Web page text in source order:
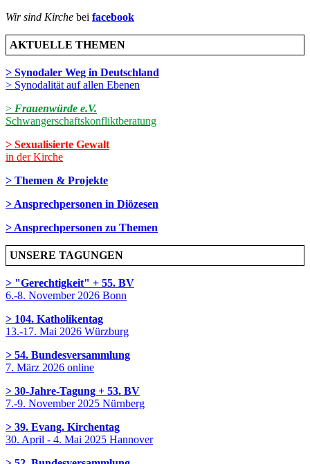
Wir sind Kirche bei facebook
AKTUELLE THEMEN
> Synodaler Weg in Deutschland
> Synodalität auf allen Ebenen
> Frauenwürde e.V.
Schwangerschaftskonfliktberatung
> Sexualisierte Gewalt
in der Kirche
> Themen & Projekte
> Ansprechpersonen in Diözesen
> Ansprechpersonen zu Themen
UNSERE TAGUNGEN
> "Gerechtigkeit" + 55. BV
6.-8. November 2026 Bonn
> 104. Katholikentag
13.-17. Mai 2026 Würzburg
> 54. Bundesversammlung
7. März 2026 online
> 30-Jahre-Tagung + 53. BV
7.-9. November 2025 Nürnberg
> 39. Evang. Kirchentag
30. April - 4. Mai 2025 Hannover